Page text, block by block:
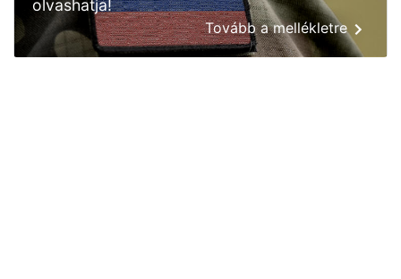
olvashatja!
Tovább a mellékletre